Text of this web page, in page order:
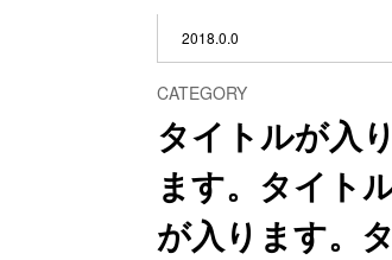
2018.0.0
CATEGORY
タイトルが入
ます。タイト
が入ります。